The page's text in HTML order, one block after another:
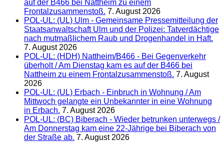
auf der B466 bei Nattheim zu einem
Frontalzusammenstoß. 7. August 2026
POL-UL: (UL) Ulm - Gemeinsame Pressemitteilung der
Staatsanwaltschaft Ulm und der Polizei: Tatverdächtige
nach mutmaßlichem Raub und Drogenhandel in Haft.
7. August 2026
POL-UL: (HDH) Nattheim/B466 - Bei Gegenverkehr
überholt / Am Dienstag kam es auf der B466 bei
Nattheim zu einem Frontalzusammenstoß. 7. August
2026
POL-UL: (UL) Erbach - Einbruch in Wohnung / Am
Mittwoch gelangte ein Unbekannter in eine Wohnung
in Erbach. 7. August 2026
POL-UL: (BC) Biberach - Wieder betrunken unterwegs /
Am Donnerstag kam eine 22-Jährige bei Biberach von
der Straße ab. 7. August 2026